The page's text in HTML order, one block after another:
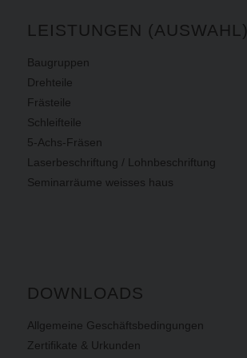
LEISTUNGEN (AUSWAHL)
Baugruppen
Drehteile
Frästeile
Schleifteile
5-Achs-Fräsen
Laserbeschriftung / Lohnbeschriftung
Seminarräume weisses haus
DOWNLOADS
Allgemeine Geschäftsbedingungen
Zertifikate & Urkunden